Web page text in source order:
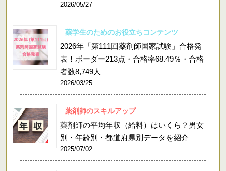
2026/05/27
薬学生のためのお役立ちコンテンツ
2026年「第111回薬剤師国家試験」合格発
表！ボーダー213点・合格率68.49％・合格
者数8,749人
2026/03/25
薬剤師のスキルアップ
薬剤師の平均年収（給料）はいくら？男女
別・年齢別・都道府県別データを紹介
2025/07/02